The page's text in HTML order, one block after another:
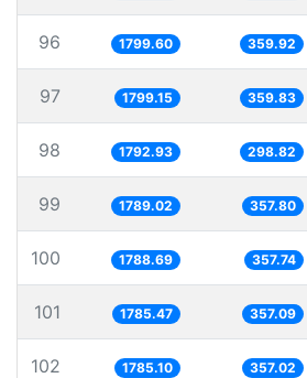
96 1799.60 359.92
97 1799.15 359.83
98 1792.93 298.82
99 1789.02 357.80
100 1788.69 357.74
101 1785.47 357.09
102 1785.10 357.02